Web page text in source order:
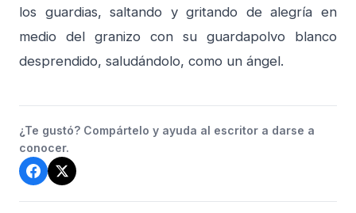
los guardias, saltando y gritando de alegría en
medio del granizo con su guardapolvo blanco
desprendido, saludándolo, como un ángel.
¿Te gustó? Compártelo y ayuda al escritor a darse a
conocer.